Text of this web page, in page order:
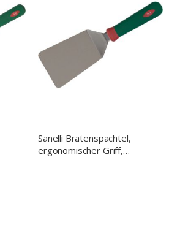
Sanelli Bratenspachtel,
ergonomischer Griff,